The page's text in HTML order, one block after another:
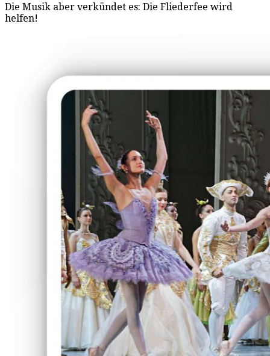
Die Musik aber verkündet es: Die Fliederfee wird
helfen!